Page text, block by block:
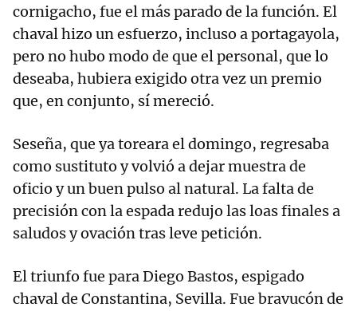
cornigacho, fue el más parado de la función. El
chaval hizo un esfuerzo, incluso a portagayola,
pero no hubo modo de que el personal, que lo
deseaba, hubiera exigido otra vez un premio
que, en conjunto, sí mereció.
Seseña, que ya toreara el domingo, regresaba
como sustituto y volvió a dejar muestra de
oficio y un buen pulso al natural. La falta de
precisión con la espada redujo las loas finales a
saludos y ovación tras leve petición.
El triunfo fue para Diego Bastos, espigado
chaval de Constantina, Sevilla. Fue bravucón de